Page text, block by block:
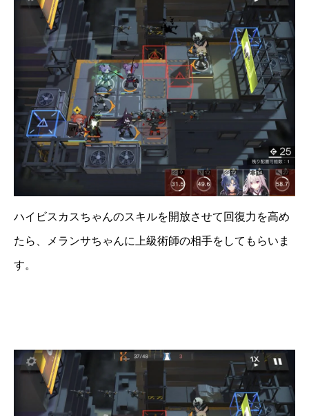
ハイビスカスちゃんのスキルを開放させて回復力を高め
たら、メランサちゃんに上級術師の相手をしてもらいま
す。